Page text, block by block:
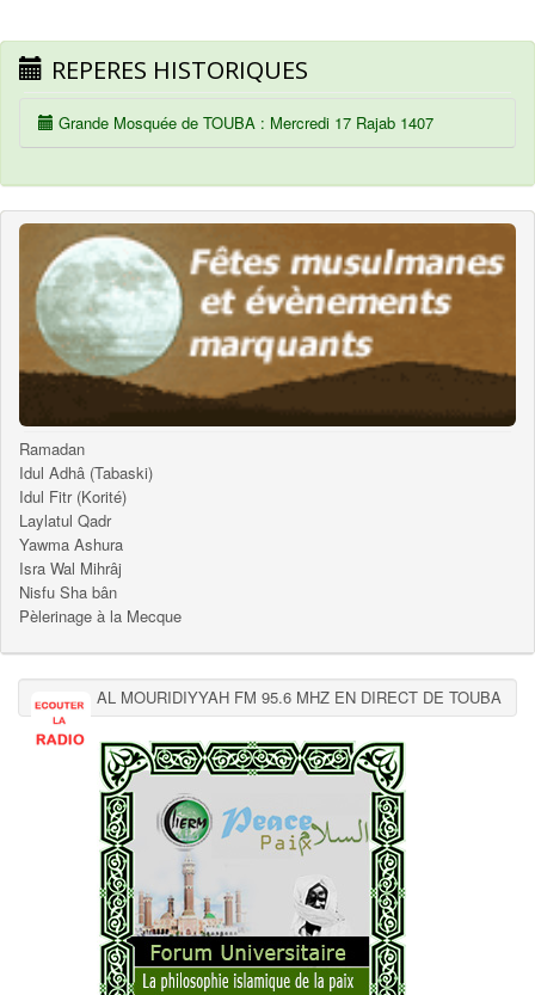
REPERES HISTORIQUES
Grande Mosquée de TOUBA : Mercredi 17 Rajab 1407
Ramadan
Idul Adhâ (Tabaski)
Idul Fitr (Korité)
Laylatul Qadr
Yawma Ashura
Isra Wal Mihrâj
Nisfu Sha bân
Pèlerinage à la Mecque
AL MOURIDIYYAH FM 95.6 MHZ EN DIRECT DE TOUBA